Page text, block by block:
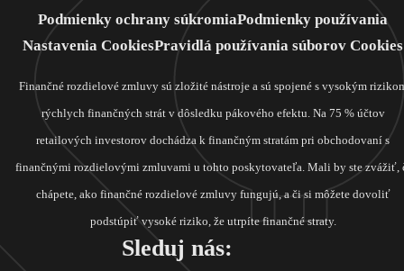
Podmienky ochrany súkromiaPodmienky používania
Nastavenia CookiesPravidlá používania súborov Cookies
Finančné rozdielové zmluvy sú zložité nástroje a sú spojené s vysokým
rýchlych finančných strát v dôsledku pákového efektu. Na 75 % účtov
retailových investorov dochádza k finančným stratám pri obchodovaní s
finančnými rozdielovými zmluvami u tohto poskytovateľa. Mali by ste zvážiť,
chápete, ako finančné rozdielové zmluvy fungujú, a či si môžete dovoliť
podstúpiť vysoké riziko, že utrpíte finančné straty.
Sleduj nás: